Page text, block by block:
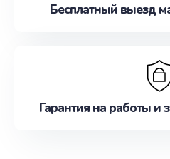
Бесплатный выезд
Гарантия на работы и